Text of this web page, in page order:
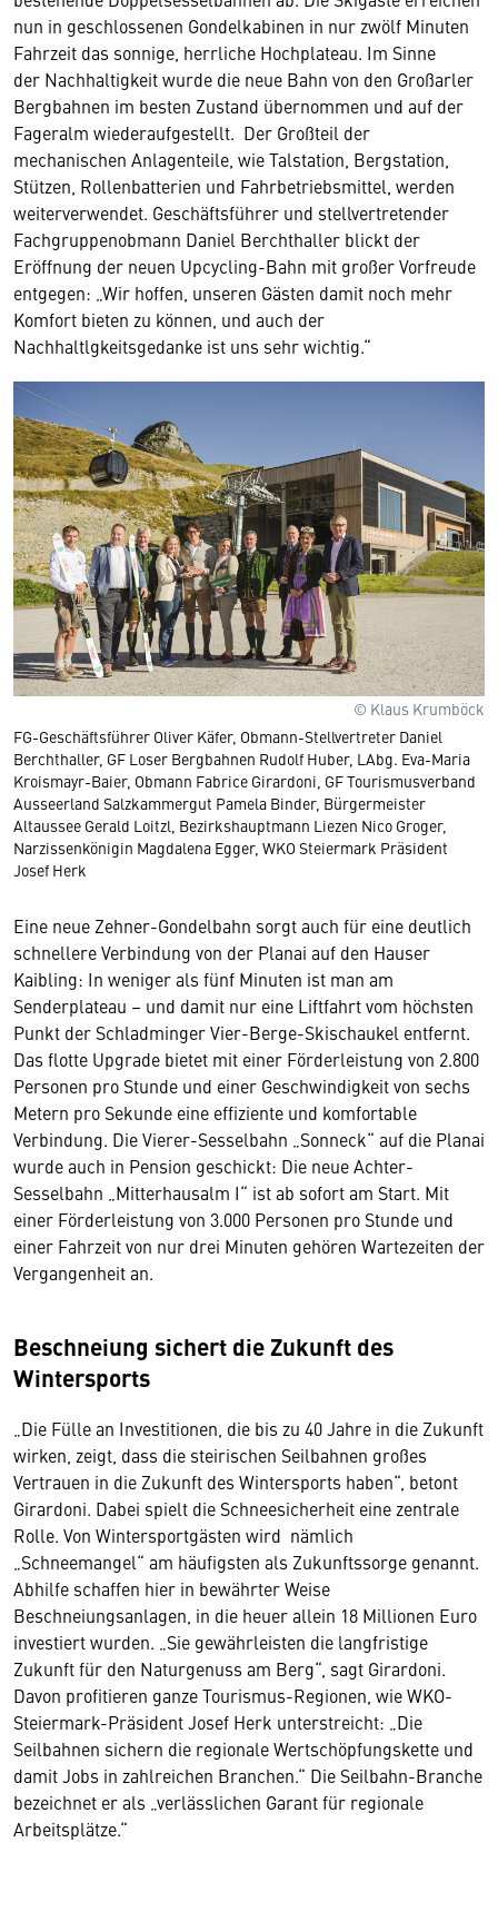
nun in geschlossenen Gondelkabinen in nur zwölf Minuten
Fahrzeit das sonnige, herrliche Hochplateau. Im Sinne
der Nachhaltigkeit wurde die neue Bahn von den Großarler
Bergbahnen im besten Zustand übernommen und auf der
Fageralm wiederaufgestellt. Der Großteil der
mechanischen Anlagenteile, wie Talstation, Bergstation,
Stützen, Rollenbatterien und Fahrbetriebsmittel, werden
weiterverwendet. Geschäftsführer und stellvertretender
Fachgruppenobmann Daniel Berchthaller blickt der
Eröffnung der neuen Upcycling-Bahn mit großer Vorfreude
entgegen: „Wir hoffen, unseren Gästen damit noch mehr
Komfort bieten zu können, und auch der
Nachhaltlgkeitsgedanke ist uns sehr wichtig.“
© Klaus Krumböck
FG-Geschäftsführer Oliver Käfer, Obmann-Stellvertreter Daniel
Berchthaller, GF Loser Bergbahnen Rudolf Huber, LAbg. Eva-Maria
Kroismayr-Baier, Obmann Fabrice Girardoni, GF Tourismusverband
Ausseerland Salzkammergut Pamela Binder, Bürgermeister
Altaussee Gerald Loitzl, Bezirkshauptmann Liezen Nico Groger,
Narzissenkönigin Magdalena Egger, WKO Steiermark Präsident
Josef Herk
Eine neue Zehner-Gondelbahn sorgt auch für eine deutlich
schnellere Verbindung von der Planai auf den Hauser
Kaibling: In weniger als fünf Minuten ist man am
Senderplateau – und damit nur eine Liftfahrt vom höchsten
Punkt der Schladminger Vier-Berge-Skischaukel entfernt.
Das flotte Upgrade bietet mit einer Förderleistung von 2.800
Personen pro Stunde und einer Geschwindigkeit von sechs
Metern pro Sekunde eine effiziente und komfortable
Verbindung. Die Vierer-Sesselbahn „Sonneck“ auf die Planai
wurde auch in Pension geschickt: Die neue Achter-
Sesselbahn „Mitterhausalm I“ ist ab sofort am Start. Mit
einer Förderleistung von 3.000 Personen pro Stunde und
einer Fahrzeit von nur drei Minuten gehören Wartezeiten der
Vergangenheit an.
Beschneiung sichert die Zukunft des
Wintersports
„Die Fülle an Investitionen, die bis zu 40 Jahre in die Zukunft
wirken, zeigt, dass die steirischen Seilbahnen großes
Vertrauen in die Zukunft des Wintersports haben“, betont
Girardoni. Dabei spielt die Schneesicherheit eine zentrale
Rolle. Von Wintersportgästen wird nämlich
„Schneemangel“ am häufigsten als Zukunftssorge genannt.
Abhilfe schaffen hier in bewährter Weise
Beschneiungsanlagen, in die heuer allein 18 Millionen Euro
investiert wurden. „Sie gewährleisten die langfristige
Zukunft für den Naturgenuss am Berg“, sagt Girardoni.
Davon profitieren ganze Tourismus-Regionen, wie WKO-
Steiermark-Präsident Josef Herk unterstreicht: „Die
Seilbahnen sichern die regionale Wertschöpfungskette und
damit Jobs in zahlreichen Branchen.“ Die Seilbahn-Branche
bezeichnet er als „verlässlichen Garant für regionale
Arbeitsplätze.“